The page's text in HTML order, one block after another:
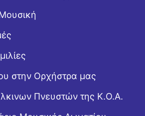
στην Ορχήστρα μας
Πνευστών της Κ.Ο.Α.